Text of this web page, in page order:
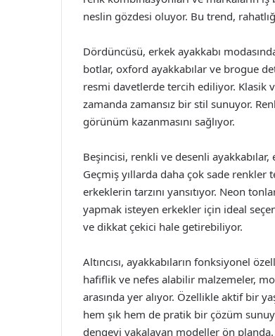
neslin gözdesi oluyor. Bu trend,
Dördüncüsü, erkek ayakkabı
botlar, oxford ayakkabılar ve brogue
resmi davetlerde tercih ediliyor. Klasik
zamanda zamansız bir stil sunuyor.
görünüm kazanmasını sağlıyor.
Beşincisi, renkli ve desenli
Geçmiş yıllarda daha çok sade
erkeklerin tarzını yansıtıyor. Neon
yapmak isteyen erkekler için ideal
ve dikkat çekici hale getirebiliyor.
Altıncısı, ayakkabıların fonksiyonel
hafiflik ve nefes alabilir malzemeler,
arasında yer alıyor. Özellikle aktif bir
hem şık hem de pratik bir çözüm
dengeyi yakalayan modeller ön planda.